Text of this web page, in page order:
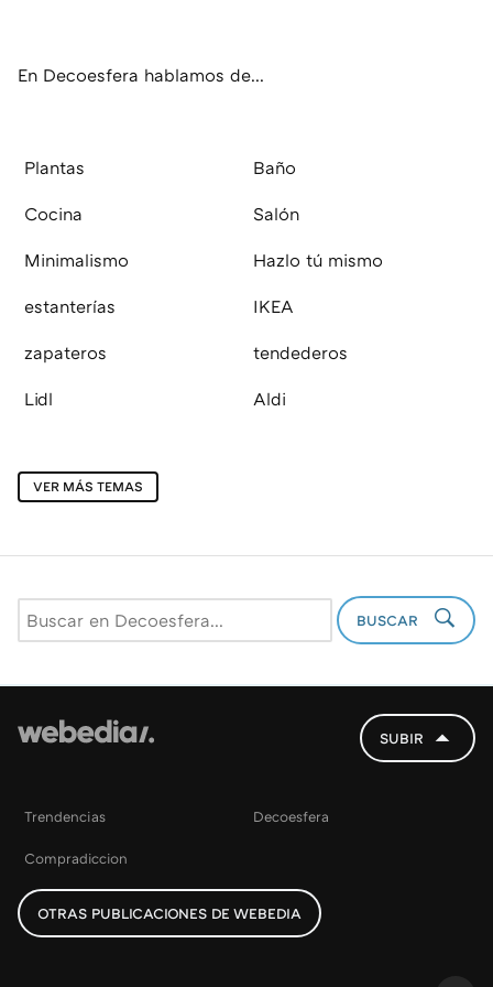
En Decoesfera hablamos de...
Plantas Baño
Cocina Salón
Minimalismo Hazlo tú mismo
estanterías IKEA
zapateros tendederos
Lidl Aldi
VER MÁS TEMAS
BUSCAR
SUBIR
Trendencias Decoesfera
Compradiccion
OTRAS PUBLICACIONES DE WEBEDIA